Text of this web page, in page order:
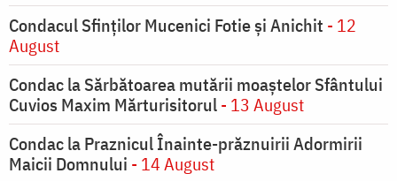
Condacul Sfinţilor Mucenici Fotie şi Anichit - 12
August
Condac la Sărbătoarea mutării moaştelor Sfântului
Cuvios Maxim Mărturisitorul- 13 August
Condac la Praznicul Înainte-prăznuirii Adormirii
Maicii Domnului - 14 August